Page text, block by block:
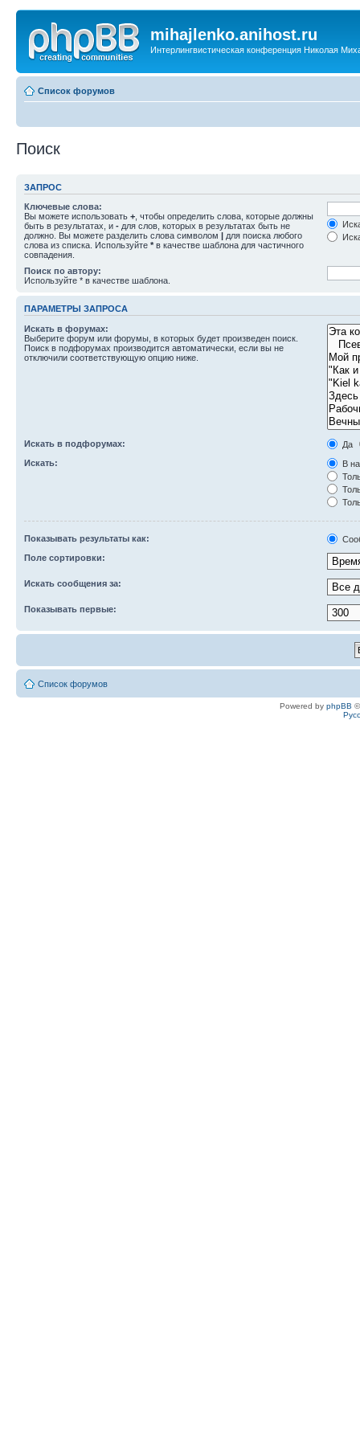
mihajlenko.anihost.ru
Интерлингвистическая конференция Николая
Список форумов
Поиск
ЗАПРОС
Ключевые слова:
Вы можете использовать + , чтобы определить слова, которые должны
быть в результатах, и - для слов, которых в результатах быть не
должно. Вы можете разделить слова символом | для поиска любого
слова из списка. Используйте * в качестве шаблона для частичного
совпадения.
Поиск по автору:
Используйте * в качестве шаблона.
ПАРАМЕТРЫ ЗАПРОСА
Искать в форумах:
Выберите форум или форумы, в которых будет произведен поиск.
Поиск в подфорумах производится автоматически, если вы не
отключили соответствующую опцию ниже.
Искать в подфорумах:
Да
Искать:
В
Показывать результаты как:
Поле сортировки:
Искать сообщения за:
Показывать первые:
Список форумов
Powered by phpBB